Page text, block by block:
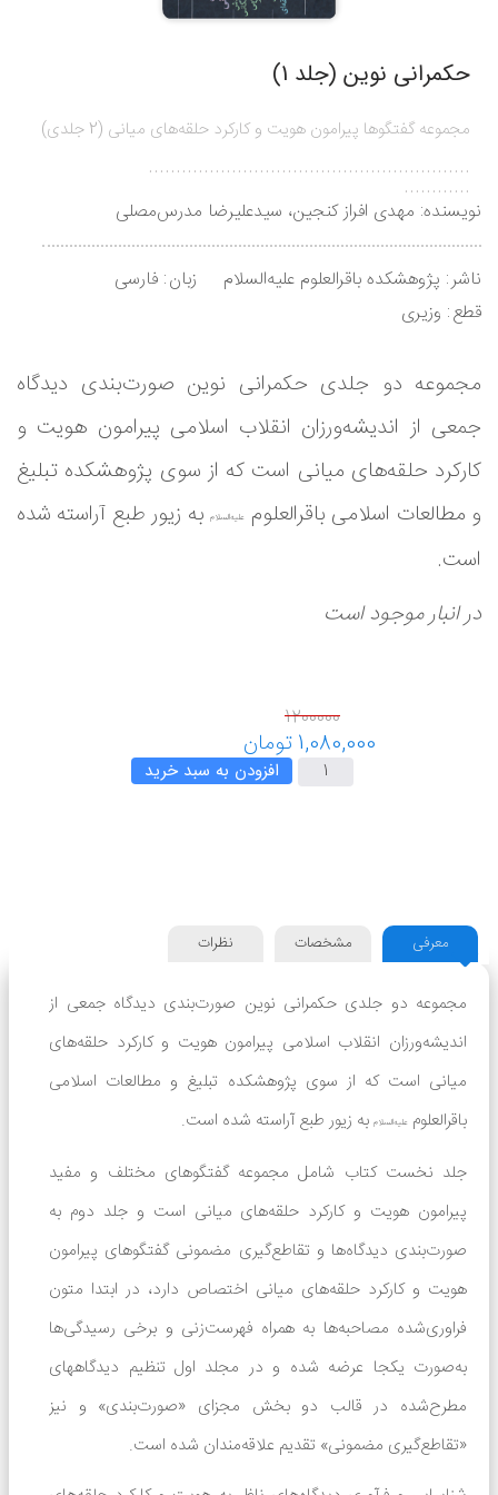
حکمرانی نوین (جلد 1)
مجموعه گفتگوها پیرامون هویت و کارکرد حلقه‌های میانی (2 جلدی)
..........................................................
............
نویسنده: مهدی افراز کنجین، سیدعلیرضا مدرس‌مصلی
ناشر پژوهشکده باقرالعلوم علیه‌السلام زبان فارسی
قطع وزیری
مجموعه دو جلدی حکمرانی نوین صورت‌بندی دیدگاه
جمعی از اندیشه‌ورزان انقلاب اسلامی پیرامون هویت و
کارکرد حلقه‌های میانی است که از سوی پژوهشکده تبلیغ
و مطالعات اسلامی باقرالعلوم
علیه‌السلامبه زیور طبع آراسته شده
است.
در انبار موجود است
افزودن به سبد خرید
معرفی مشخصات نظرات
مجموعه دو جلدی حکمرانی نوین صورت‌بندی دیدگاه جمعی از
اندیشه‌ورزان انقلاب اسلامی پیرامون هویت و کارکرد حلقه‌های
میانی است که از سوی پژوهشکده تبلیغ و مطالعات اسلامی
باقرالعلوم علیه‌السلام به زیور طبع آراسته شده است.
جلد نخست کتاب شامل مجموعه گفتگوهای مختلف و مفید
پیرامون هویت و کارکرد حلقه‌های میانی است و جلد دوم به
صورت‌بندی دیدگاه‌ها و تقاطع‌گیری مضمونی گفتگوهای پیرامون
هویت و کارکرد حلقه‌های میانی اختصاص دارد، در ابتدا متون
فراوری‌شده مصاحبه‌ها به همراه فهرست‌زنی و برخی رسیدگی‌ها
به‌صورت یکجا عرضه شده و در مجلد اول تنظیم دیدگاههای
مطرح‌شده در قالب دو بخش مجزای «صورت‌بندی» و نیز
«تقاطع‌گیری مضمونی» تقدیم علاقه‌مندان شده است.